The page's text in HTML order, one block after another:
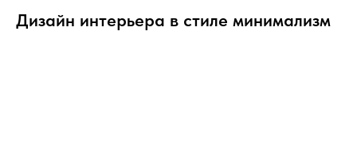
Дизайн интерьера в стиле минимализм